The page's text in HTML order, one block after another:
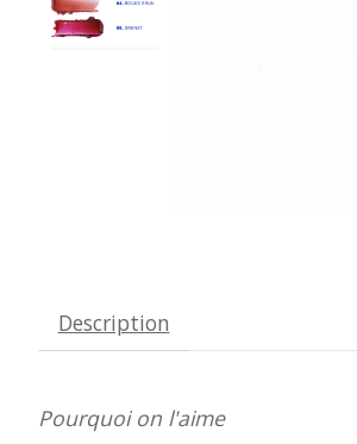
Description
Pourquoi on l'aime